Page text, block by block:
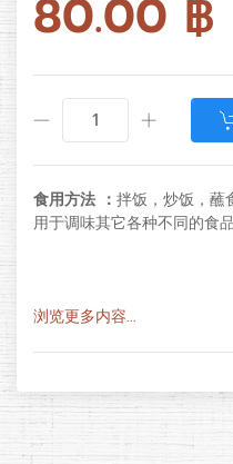
80.00 ฿
食用方法 ： 拌饭，炒饭，蘸
用于调味其它各种不同的食品
浏览更多内容...